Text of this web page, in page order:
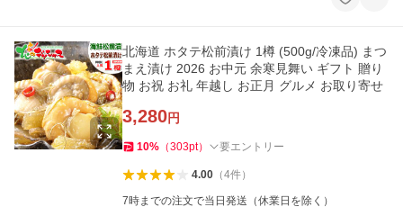
北海道 ホタテ松前漬け 1樽 (500g/冷凍品) まつ
まえ漬け 2026 お中元 余寒見舞い ギフト 贈り
物 お祝 お礼 年越し お正月 グルメ お取り寄せ
3,280円
10% （303pt） 要エントリー
4.00（4件）
7時までの注文で当日発送（休業日を除く）